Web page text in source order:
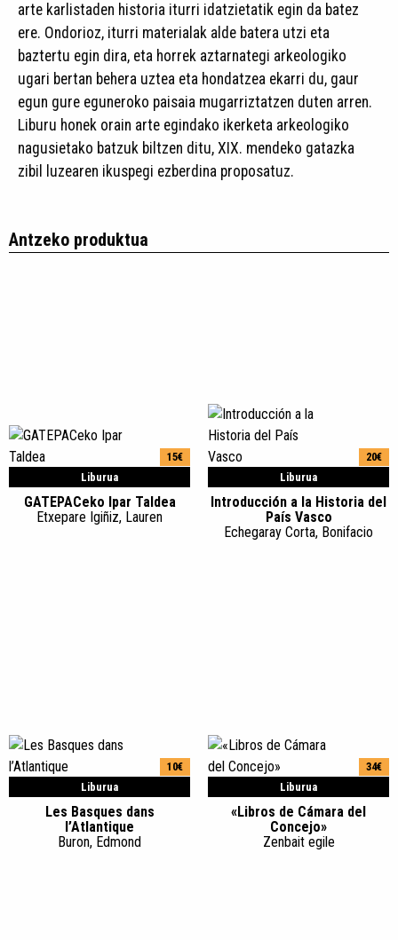
arte karlistaden historia iturri idatzietatik egin da batez
ere. Ondorioz, iturri materialak alde batera utzi eta
baztertu egin dira, eta horrek aztarnategi arkeologiko
ugari bertan behera uztea eta hondatzea ekarri du, gaur
egun gure eguneroko paisaia mugarriztatzen duten arren.
Liburu honek orain arte egindako ikerketa arkeologiko
nagusietako batzuk biltzen ditu, XIX. mendeko gatazka
zibil luzearen ikuspegi ezberdina proposatuz.
Antzeko produktua
Liburua
15€
GATEPACeko Ipar Taldea
Etxepare Igiñiz, Lauren
Liburua
20€
Introducción a la Historia del
País Vasco
Echegaray Corta, Bonifacio
Liburua
10€
Les Basques dans
l’Atlantique
Buron, Edmond
Liburua
34€
«Libros de Cámara del
Concejo»
Zenbait egile